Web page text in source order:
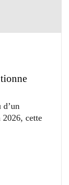
2026, cette